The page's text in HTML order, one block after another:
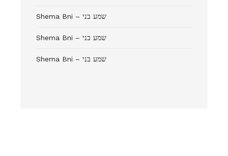
Shema Bni – שמע בני
Shema Bni – שמע בני
Shema Bni – שמע בני